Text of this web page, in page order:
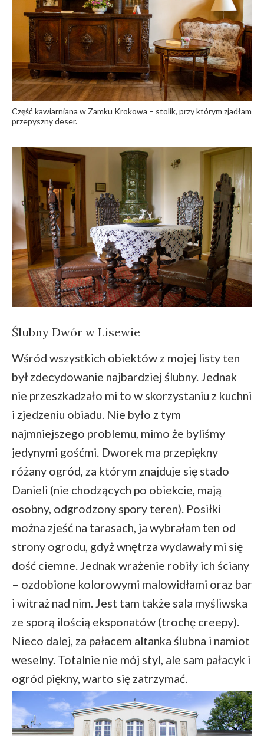
Część kawiarniana w Zamku Krokowa – stolik, przy którym zjadłam
przepyszny deser.
Ślubny Dwór w Lisewie
Wśród wszystkich obiektów z mojej listy ten
był zdecydowanie najbardziej ślubny. Jednak
nie przeszkadzało mi to w skorzystaniu z kuchni
i zjedzeniu obiadu. Nie było z tym
najmniejszego problemu, mimo że byliśmy
jedynymi gośćmi. Dworek ma przepiękny
różany ogród, za którym znajduje się stado
Danieli (nie chodzących po obiekcie, mają
osobny, odgrodzony spory teren). Posiłki
można zjeść na tarasach, ja wybrałam ten od
strony ogrodu, gdyż wnętrza wydawały mi się
dość ciemne. Jednak wrażenie robiły ich ściany
– ozdobione kolorowymi malowidłami oraz bar
i witraż nad nim. Jest tam także sala myśliwska
ze sporą ilością eksponatów (trochę creepy).
Nieco dalej, za pałacem altanka ślubna i namiot
weselny. Totalnie nie mój styl, ale sam pałacyk i
ogród piękny, warto się zatrzymać.